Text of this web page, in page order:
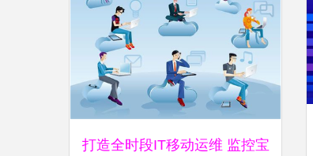
打造全时段IT移动运维 监控宝